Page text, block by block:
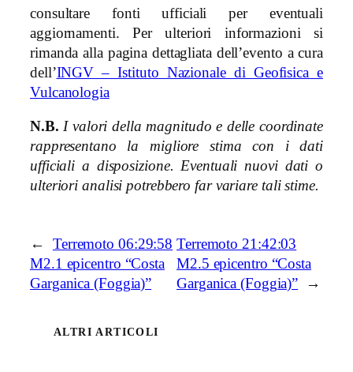
consultare fonti ufficiali per eventuali
aggiornamenti. Per ulteriori informazioni si
rimanda alla pagina dettagliata dell’evento a cura
dell’INGV – Istituto Nazionale di Geofisica e
Vulcanologia
N.B. I valori della magnitudo e delle coordinate
rappresentano la migliore stima con i dati
ufficiali a disposizione. Eventuali nuovi dati o
ulteriori analisi potrebbero far variare tali stime.
←
Terremoto 06:29:58
M2.1 epicentro “Costa
Garganica (Foggia)”
Terremoto 21:42:03
M2.5 epicentro “Costa
Garganica (Foggia)”
→
ALTRI ARTICOLI